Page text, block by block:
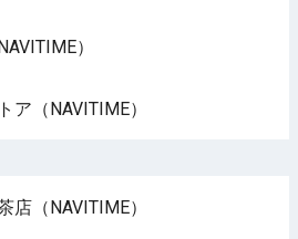
）
ア（NAVITIME）
店（NAVITIME）